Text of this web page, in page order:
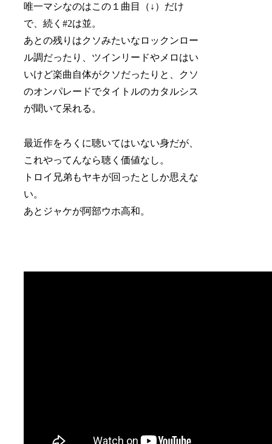
唯一マシなのはこの１曲目（↓）だけ
で、続く#2は並。
あとの残りはクソみたいなロックンロー
ル調だったり、ツインリードやメロはい
いけど楽曲自体がクソだったりと、クソ
のオンパレードでタイトルのカタルシス
が聞いて呆れる。
最近作をろくに聴いてはいない身だが、
これやってんなら聴く価値なし。
トロイ兄弟もヤキが回ったとしか思えな
い。
あとジャケが阿部ウホ高和。